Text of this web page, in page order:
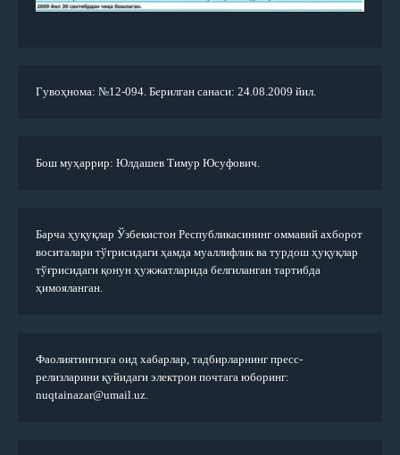
Гувоҳнома: №12-094. Берилган санаси: 24.08.2009 йил.
Бош муҳаррир: Юлдашев Тимур Юсуфович.
Барча ҳуқуқлар Ўзбекистон Республикасининг оммавий ахборот
воситалари тўғрисидаги ҳамда муаллифлик ва турдош ҳуқуқлар
тўғрисидаги қонун ҳужжатларида белгиланган тартибда
ҳимояланган.
Фаолиятингизга оид хабарлар, тадбирларнинг пресс-
релизларини қуйидаги электрон почтага юборинг:
nuqtainazar@umail.uz.